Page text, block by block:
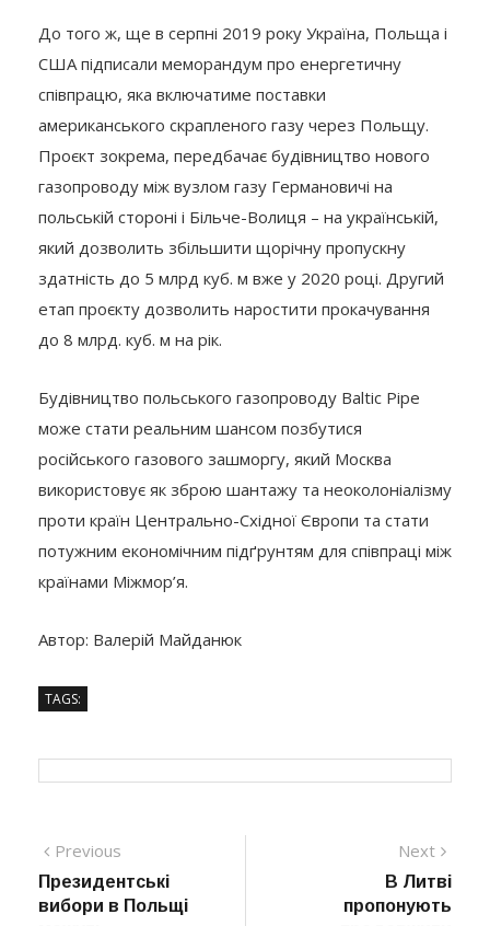
До того ж, ще в серпні 2019 року Україна, Польща і
США підписали меморандум про енергетичну
співпрацю, яка включатиме поставки
американського скрапленого газу через Польщу.
Проєкт зокрема, передбачає будівництво нового
газопроводу між вузлом газу Германовичі на
польській стороні і Більче-Волиця – на українській,
який дозволить збільшити щорічну пропускну
здатність до 5 млрд куб. м вже у 2020 році. Другий
етап проєкту дозволить наростити прокачування
до 8 млрд. куб. м на рік.
Будівництво польського газопроводу Baltic Pipe
може стати реальним шансом позбутися
російського газового зашморгу, який Москва
використовує як зброю шантажу та неоколоніалізму
проти країн Центрально-Східної Європи та стати
потужним економічним підґрунтям для співпраці між
країнами Міжмор’я.
Автор: Валерій Майданюк
TAGS:
Навігація
записів
Previous
post:
Президентські
вибори в Польщі
Next
post:
В Литві
пропонують